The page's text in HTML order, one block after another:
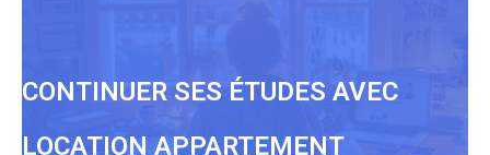
CONTINUER SES ÉTUDES AVEC
LOCATION APPARTEMENT